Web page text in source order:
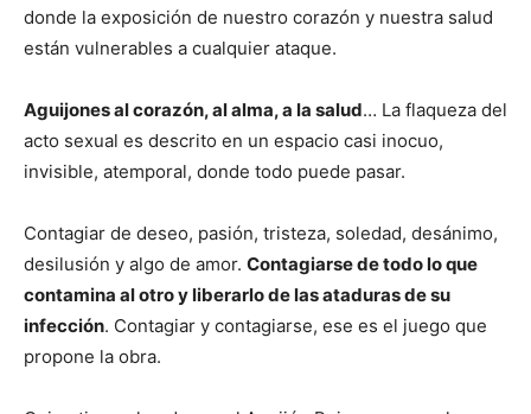
donde la exposición de nuestro corazón y nuestra salud
están vulnerables a cualquier ataque.
Aguijones al corazón, al alma, a la salud… La flaqueza del
acto sexual es descrito en un espacio casi inocuo,
invisible, atemporal, donde todo puede pasar.
Contagiar de deseo, pasión, tristeza, soledad, desánimo,
desilusión y algo de amor. Contagiarse de todo lo que
contamina al otro y liberarlo de las ataduras de su
infección. Contagiar y contagiarse, ese es el juego que
propone la obra.